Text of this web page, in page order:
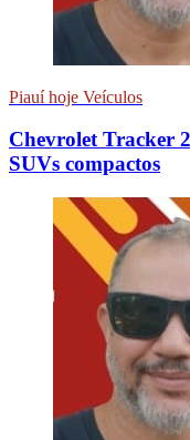
Piauí hoje Veículos
Chevrolet Tracker
SUVs compactos